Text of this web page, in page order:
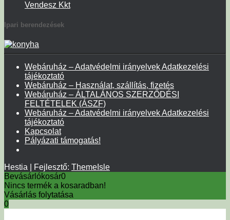
Vendesz Kkt
Ipari berendezések
Webáruház – Adatvédelmi irányelvek Adatkezelési
tájékoztató
Webáruház – Használat, szállítás, fizetés
Webáruház – ÁLTALÁNOS SZERZŐDÉSI
FELTÉTELEK (ÁSZF)
Webáruház – Adatvédelmi irányelvek Adatkezelési
tájékoztató
Kapcsolat
Pályázati támogatás!
Hestia | Fejlesztő: ThemeIsle
Bevásárlókosár0
Nincs termék a kosaradban!
Vásárlás folytatása
0